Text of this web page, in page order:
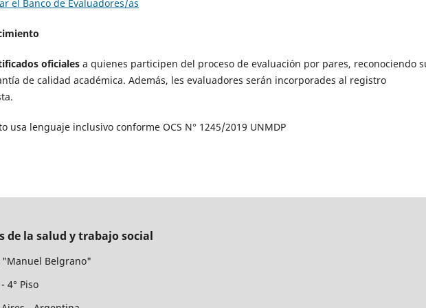
el Banco de Evaluadores/as
oficiales a quienes participen del proceso de evaluación por pares, reconociendo
de calidad académica. Además, les evaluadores serán incorporades al registro
usa lenguaje inclusivo conforme OCS N° 1245/2019 UNMDP
de la salud y trabajo social
Belgrano"
4° Piso